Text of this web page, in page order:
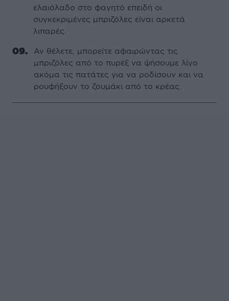
ελαιόλαδο στο φαγητό επειδή οι
συγκεκριµένες µπριζόλες είναι αρκετά
λιπαρές.
Αν θέλετε, µπορείτε αφαιρώντας τις
µπριζόλες από το πυρέξ να ψήσουµε λίγο
ακόµα τις πατάτες για να ροδίσουν και να
ρουφήξουν το ζουµάκι από το κρέας.